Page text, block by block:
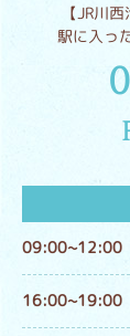
【JR川
駅に入っ
09:00~12:00
16:00~19:00